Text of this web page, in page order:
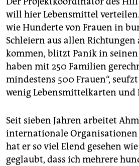
Somaliland mit am schwersten
die Wüsten­gebiete im Osten des
Angaben sind dort über 1,5
Lebensmittelhilfe angewiesen.
will hier Lebensmittel
wie Hunderte von Frauen in
Schleiern aus allen Richtungen
kommen, blitzt Panik in seinen
haben mit 250 Familien
mindestens 500 Frauen“,
wenig Lebensmittelkarten und
Seit sieben Jahren arbeitet
internationale
hat er so viel Elend gesehen
geglaubt, dass ich mehrere